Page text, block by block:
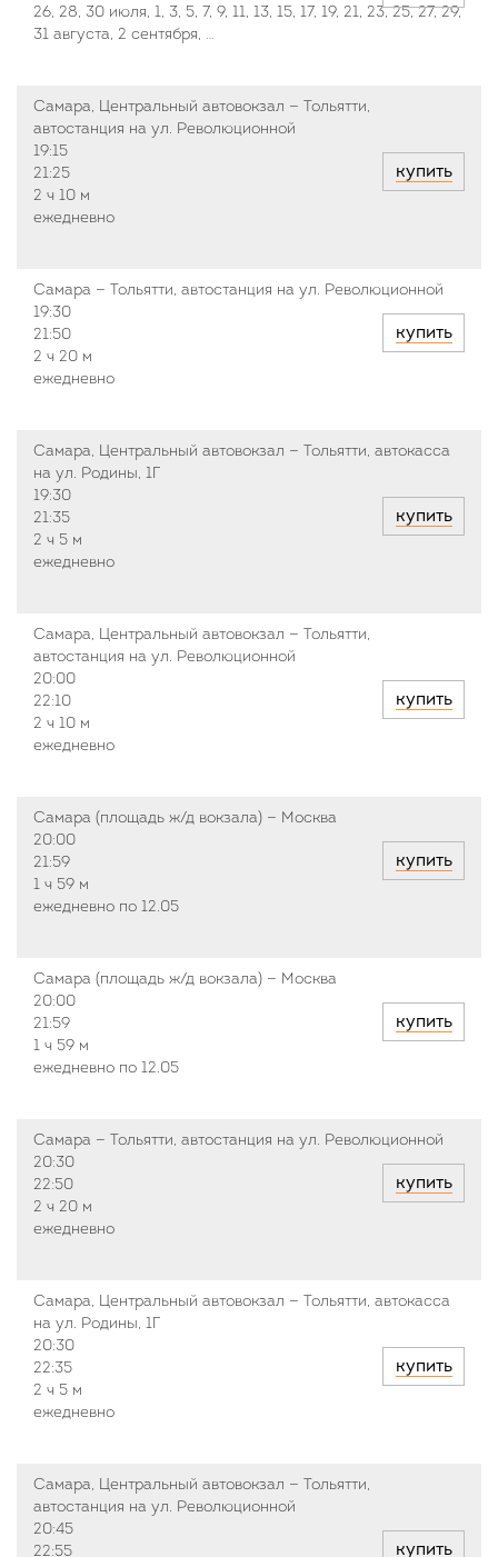
26, 28, 30 июля, 1, 3, 5, 7, 9, 11, 13, 15, 17, 19, 21, 23, 25, 27, 29,
31 августа, 2 сентября, …
Самара, Центральный автовокзал — Тольятти,
автостанция на ул. Революционной
19:15
21:25
2 ч 10 м
ежедневно
купить
Самара — Тольятти, автостанция на ул. Революционной
19:30
21:50
2 ч 20 м
ежедневно
купить
Самара, Центральный автовокзал — Тольятти, автокасса
на ул. Родины, 1Г
19:30
21:35
2 ч 5 м
ежедневно
купить
Самара, Центральный автовокзал — Тольятти,
автостанция на ул. Революционной
20:00
22:10
2 ч 10 м
ежедневно
купить
Самара (площадь ж/д вокзала) — Москва
20:00
21:59
1 ч 59 м
ежедневно по 12.05
купить
Самара (площадь ж/д вокзала) — Москва
20:00
21:59
1 ч 59 м
ежедневно по 12.05
купить
Самара — Тольятти, автостанция на ул. Революционной
20:30
22:50
2 ч 20 м
ежедневно
купить
Самара, Центральный автовокзал — Тольятти, автокасса
на ул. Родины, 1Г
20:30
22:35
2 ч 5 м
ежедневно
купить
Самара, Центральный автовокзал — Тольятти,
автостанция на ул. Революционной
20:45
22:55
купить